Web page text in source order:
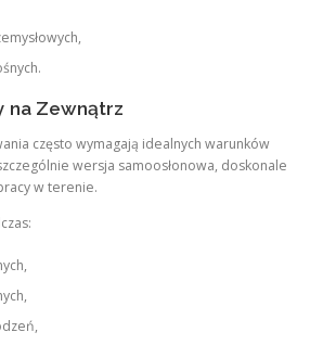
na Zewnątrz
często wymagają idealnych warunków
wersja samoosłonowa, doskonale
w terenie.